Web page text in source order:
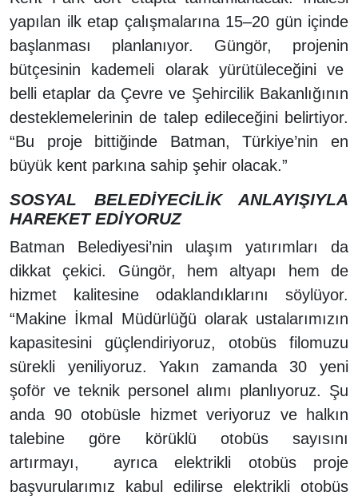
yapılan ilk etap çalışmalarına 15–20 gün içinde
başlanması planlanıyor. Güngör, projenin
bütçesinin kademeli olarak yürütüleceğini ve
belli etaplar da Çevre ve Şehircilik Bakanlığının
desteklemelerinin de talep edileceğini belirtiyor.
“Bu proje bittiğinde Batman, Türkiye’nin en
büyük kent parkına sahip şehir olacak.”
SOSYAL BELEDİYECİLİK ANLAYIŞIYLA
HAREKET EDİYORUZ
Batman Belediyesi’nin ulaşım yatırımları da
dikkat çekici. Güngör, hem altyapı hem de
hizmet kalitesine odaklandıklarını söylüyor.
“Makine İkmal Müdürlüğü olarak ustalarımızın
kapasitesini güçlendiriyoruz, otobüs filomuzu
sürekli yeniliyoruz. Yakın zamanda 30 yeni
şoför ve teknik personel alımı planlıyoruz. Şu
anda 90 otobüsle hizmet veriyoruz ve halkın
talebine göre körüklü otobüs sayısını
artırmayı, ayrıca elektrikli otobüs proje
başvurularımız kabul edilirse elektrikli otobüs